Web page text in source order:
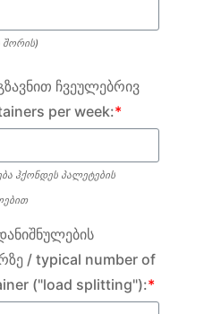
შორის)
ჩვეულებრივ
per week:*
ჰქონდეს პალეტების
/ typical number of
("load splitting"):*